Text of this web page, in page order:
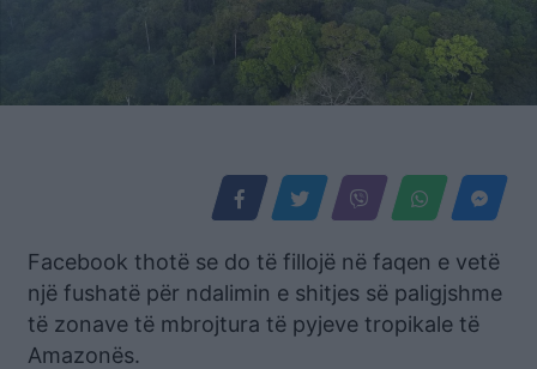
Facebook thotë se do të fillojë në faqen e vetë
një fushatë për ndalimin e shitjes së paligjshme
të zonave të mbrojtura të pyjeve tropikale të
Amazonës.